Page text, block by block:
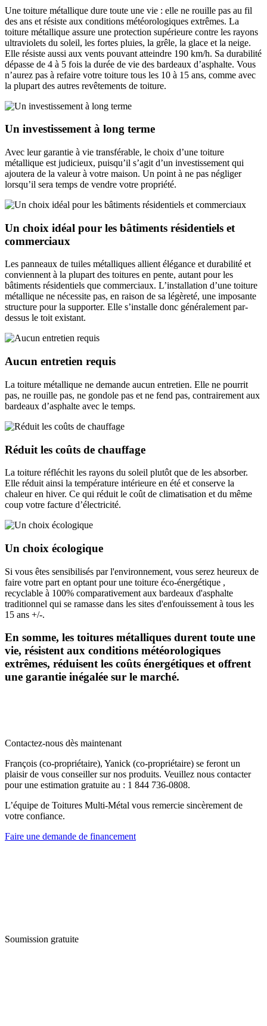
Une toiture métallique dure toute une vie : elle ne rouille pas au fil
des ans et résiste aux conditions météorologiques extrêmes. La
toiture métallique assure une protection supérieure contre les rayons
ultraviolets du soleil, les fortes pluies, la grêle, la glace et la neige.
Elle résiste aussi aux vents pouvant atteindre 190 km/h. Sa durabilité
dépasse de 4 à 5 fois la durée de vie des bardeaux d’asphalte. Vous
n’aurez pas à refaire votre toiture tous les 10 à 15 ans, comme avec
la plupart des autres revêtements de toiture.
Un investissement à long terme
Avec leur garantie à vie transférable, le choix d’une toiture
métallique est judicieux, puisqu’il s’agit d’un investissement qui
ajoutera de la valeur à votre maison. Un point à ne pas négliger
lorsqu’il sera temps de vendre votre propriété.
Un choix idéal pour les bâtiments résidentiels et
commerciaux
Les panneaux de tuiles métalliques allient élégance et durabilité et
conviennent à la plupart des toitures en pente, autant pour les
bâtiments résidentiels que commerciaux. L’installation d’une toiture
métallique ne nécessite pas, en raison de sa légèreté, une imposante
structure pour la supporter. Elle s’installe donc généralement par-
dessus le toit existant.
Aucun entretien requis
La toiture métallique ne demande aucun entretien. Elle ne pourrit
pas, ne rouille pas, ne gondole pas et ne fend pas, contrairement aux
bardeaux d’asphalte avec le temps.
Réduit les coûts de chauffage
La toiture réfléchit les rayons du soleil plutôt que de les absorber.
Elle réduit ainsi la température intérieure en été et conserve la
chaleur en hiver. Ce qui réduit le coût de climatisation et du même
coup votre facture d’électricité.
Un choix écologique
Si vous êtes sensibilisés par l'environnement, vous serez heureux de
faire votre part en optant pour une toiture éco-énergétique ,
recyclable à 100% comparativement aux bardeaux d'asphalte
traditionnel qui se ramasse dans les sites d'enfouissement à tous les
15 ans +/-.
En somme, les toitures métalliques durent toute une
vie, résistent aux conditions météorologiques
extrêmes, réduisent les coûts énergétiques et offrent
une garantie inégalée sur le marché.
Contactez-nous dès maintenant
François (co-propriétaire), Yanick (co-propriétaire) se feront un
plaisir de vous conseiller sur nos produits. Veuillez nous contacter
pour une estimation gratuite au : 1 844 736-0808.
L’équipe de Toitures Multi-Métal vous remercie sincèrement de
votre confiance.
Faire une demande de financement
Soumission gratuite